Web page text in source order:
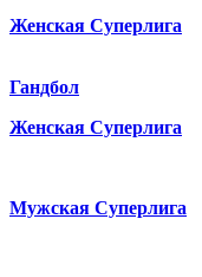
Женская Суперлига
Гандбол
Женская Суперлига
Мужская Суперлига